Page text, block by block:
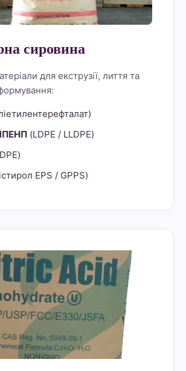
сировина
для екструзії, лиття та
(LDPE / LLDPE)
EPS / GPPS)